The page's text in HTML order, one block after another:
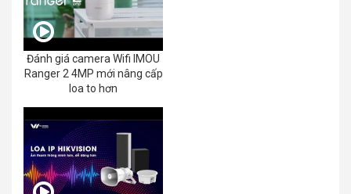
Đánh giá camera Wifi IMOU
Ranger 2 4MP mới nâng cấp
loa to hơn